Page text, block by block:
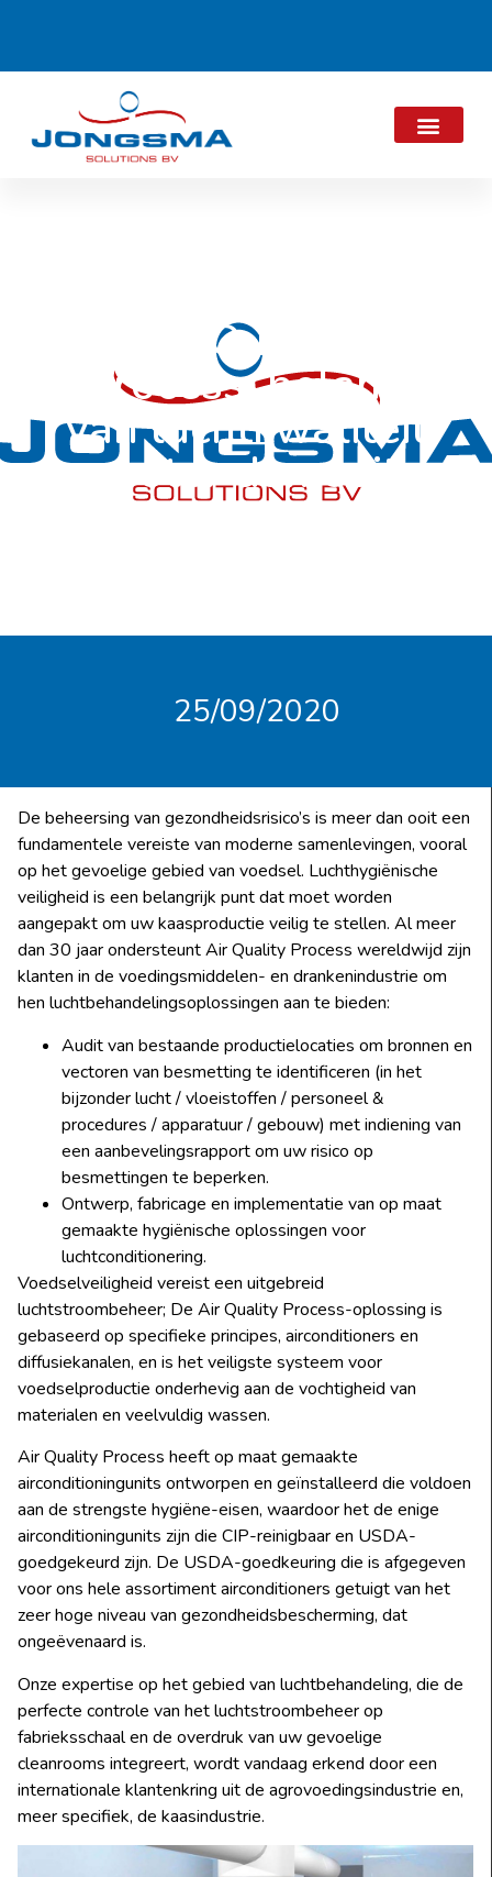
Air Quality
Process: belang
van luchtkwaliteit
groter dan ooit
25/09/2020
De beheersing van gezondheidsrisico’s is meer dan ooit een
fundamentele vereiste van moderne samenlevingen, vooral
op het gevoelige gebied van voedsel. Luchthygiënische
veiligheid is een belangrijk punt dat moet worden
aangepakt om uw kaasproductie veilig te stellen. Al meer
dan 30 jaar ondersteunt Air Quality Process wereldwijd zijn
klanten in de voedingsmiddelen- en drankenindustrie om
hen luchtbehandelingsoplossingen aan te bieden:
Audit van bestaande productielocaties om bronnen en
vectoren van besmetting te identificeren (in het
bijzonder lucht / vloeistoffen / personeel &
procedures / apparatuur / gebouw) met indiening van
een aanbevelingsrapport om uw risico op
besmettingen te beperken.
Ontwerp, fabricage en implementatie van op maat
gemaakte hygiënische oplossingen voor
luchtconditionering.
Voedselveiligheid vereist een uitgebreid
luchtstroombeheer; De Air Quality Process-oplossing is
gebaseerd op specifieke principes, airconditioners en
diffusiekanalen, en is het veiligste systeem voor
voedselproductie onderhevig aan de vochtigheid van
materialen en veelvuldig wassen.
Air Quality Process heeft op maat gemaakte
airconditioningunits ontworpen en geïnstalleerd die voldoen
aan de strengste hygiëne-eisen, waardoor het de enige
airconditioningunits zijn die CIP-reinigbaar en USDA-
goedgekeurd zijn. De USDA-goedkeuring die is afgegeven
voor ons hele assortiment airconditioners getuigt van het
zeer hoge niveau van gezondheidsbescherming, dat
ongeëvenaard is.
Onze expertise op het gebied van luchtbehandeling, die de
perfecte controle van het luchtstroombeheer op
fabrieksschaal en de overdruk van uw gevoelige
cleanrooms integreert, wordt vandaag erkend door een
internationale klantenkring uit de agrovoedingsindustrie en,
meer specifiek, de kaasindustrie.